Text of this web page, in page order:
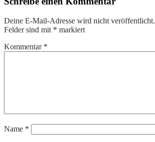
Deine E-Mail-Adresse wird nicht veröffentlicht.
Felder sind mit * markiert
Kommentar *
Name *